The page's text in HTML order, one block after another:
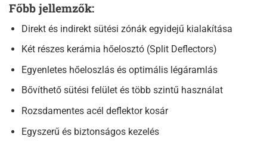
Főbb jellemzők:
Direkt és indirekt sütési zónák egyidejű kialakítása
Két részes kerámia hőelosztó (Split Deflectors)
Egyenletes hőeloszlás és optimális légáramlás
Bővíthető sütési felület és több szintű használat
Rozsdamentes acél deflektor kosár
Egyszerű és biztonságos kezelés